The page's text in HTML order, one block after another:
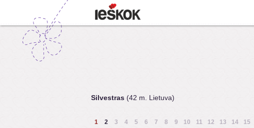
Silvestras (42 m. Lietuva)
1 2 3 4 5 6 7 8 9 10 11 12 13 14 15